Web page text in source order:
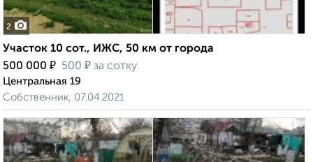
2
Участок 10 сот., ИЖС, 50 км от города
500 000 ₽ 500 ₽ за сотку
Центральная 19
Собственник, 07.04.2021